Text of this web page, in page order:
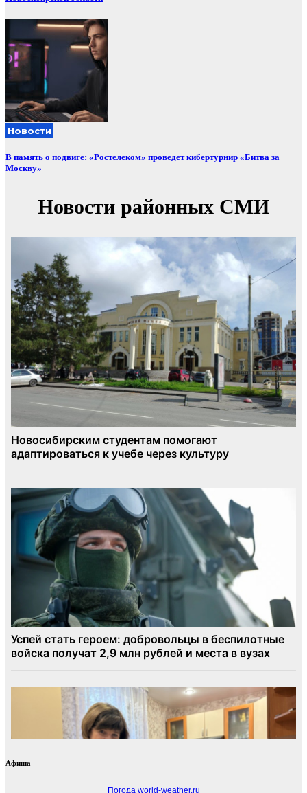
Новости
В память о подвиге: «Ростелеком» проведет кибертурнир «Битва за
Москву»
Афиша
Погода world-weather.ru